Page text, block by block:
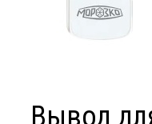
Вывод